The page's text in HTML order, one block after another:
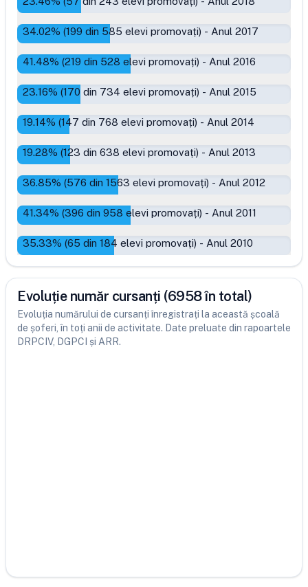
34.02% (199 din 585 elevi promovați) - Anul 2017
41.48% (219 din 528 elevi promovați) - Anul 2016
23.16% (170 din 734 elevi promovați) - Anul 2015
19.14% (147 din 768 elevi promovați) - Anul 2014
19.28% (123 din 638 elevi promovați) - Anul 2013
36.85% (576 din 1563 elevi promovați) - Anul 2012
41.34% (396 din 958 elevi promovați) - Anul 2011
35.33% (65 din 184 elevi promovați) - Anul 2010
Evoluție număr cursanți (6958 în total)
Evoluția numărului de cursanți înregistrați la această școală
de șoferi, în toți anii de activitate. Date preluate din rapoartele
DRPCIV, DGPCI și ARR.